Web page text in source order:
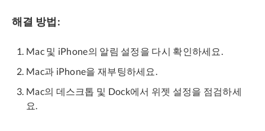
해결 방법:
Mac 및 iPhone의 알림 설정을 다시 확인하세요.
Mac과 iPhone을 재부팅하세요.
Mac의 데스크톱 및 Dock에서 위젯 설정을 점검하세
요.